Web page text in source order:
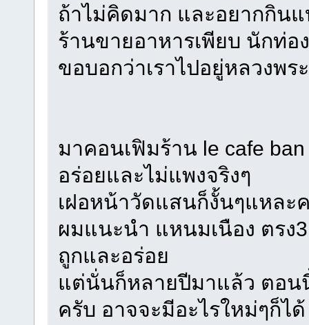
ถ้าไม่คิดมาก และอยากกิน
ร้านขายอาหารเพียบ นักท่
ขอบอกว่าเราไปอยู่หลวงพร
มาคอนเฟิมร้าน le cafe
อร่อยและไม่แพงจริงๆ
เฝอหน้าวัดแสนก็งั้นๆแหละ
ผมแนะนำ แหนมเนือง ตรง
ถูกและอร่อย
แต่นั่นก็หลายปีมาแล้ว ตอน
ครับ อาจจะมีอะไรใหม่ๆก็ได้